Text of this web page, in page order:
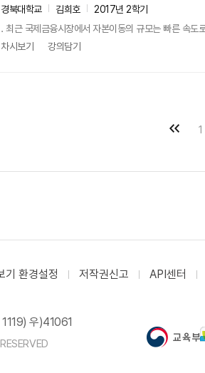
경북대학교 김희호
2017년 2학기
. 최근 국제금융시장에서 자본이동의 규모는 빠른 속
차시보기
강의담기
1
기 환경설정 저작권신고 API센터
우)41061